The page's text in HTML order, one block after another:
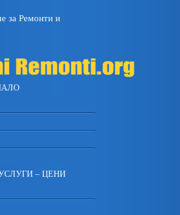
за Ремонти и
– ЦЕНИ